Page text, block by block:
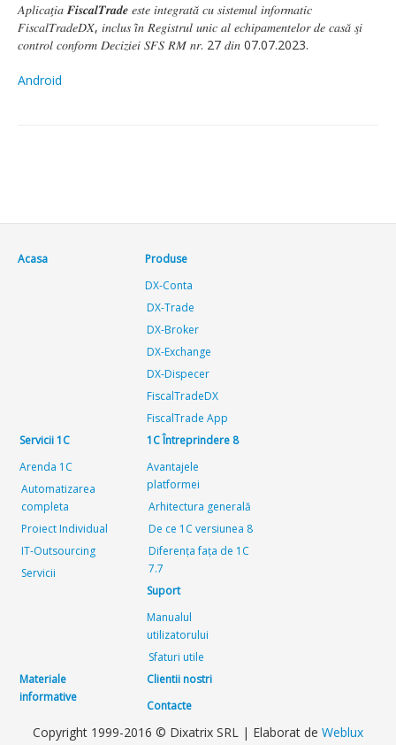
𝐴𝑝𝑙𝑖𝑐𝑎𝑡̗𝑖𝑎 𝑭𝒊𝒔𝒄𝒂𝒍𝑻𝒓𝒂𝒅𝒆 𝑒𝑠𝑡𝑒 𝑖𝑛𝑡𝑒𝑔𝑟𝑎𝑡𝑎̆ 𝑐𝑢 𝑠𝑖𝑠𝑡𝑒𝑚𝑢𝑙 𝑖𝑛𝑓𝑜𝑟𝑚𝑎𝑡𝑖𝑐
𝐹𝑖𝑠𝑐𝑎𝑙𝑇𝑟𝑎𝑑𝑒𝐷𝑋, 𝑖𝑛𝑐𝑙𝑢𝑠 𝑖̂𝑛 𝑅𝑒𝑔𝑖𝑠𝑡𝑟𝑢𝑙 𝑢𝑛𝑖𝑐 𝑎𝑙 𝑒𝑐ℎ𝑖𝑝𝑎𝑚𝑒𝑛𝑡𝑒𝑙𝑜𝑟 𝑑𝑒 𝑐𝑎𝑠𝑎̆ 𝑠̗𝑖
𝑐𝑜𝑛𝑡𝑟𝑜𝑙 𝑐𝑜𝑛𝑓𝑜𝑟𝑚 𝐷𝑒𝑐𝑖𝑧𝑖𝑒𝑖 𝑆𝐹𝑆 𝑅𝑀 𝑛𝑟. 27 𝑑𝑖𝑛 07.07.2023.
Android
Acasa
Produse
DX-Conta
DX-Trade
DX-Broker
DX-Exchange
DX-Dispecer
FiscalTradeDX
FiscalTrade App
Servicii 1C
Arenda 1C
Automatizarea
completa
Proiect Individual
IT-Outsourcing
Servicii
1C Întreprindere 8
Avantajele
platformei
Arhitectura generală
De ce 1C versiunea 8
Diferența fața de 1C
7.7
Suport
Manualul
utilizatorului
Sfaturi utile
Materiale
informative
Clientii nostri
Contacte
Copyright 1999-2016 © Dixatrix SRL | Elaborat de Weblux